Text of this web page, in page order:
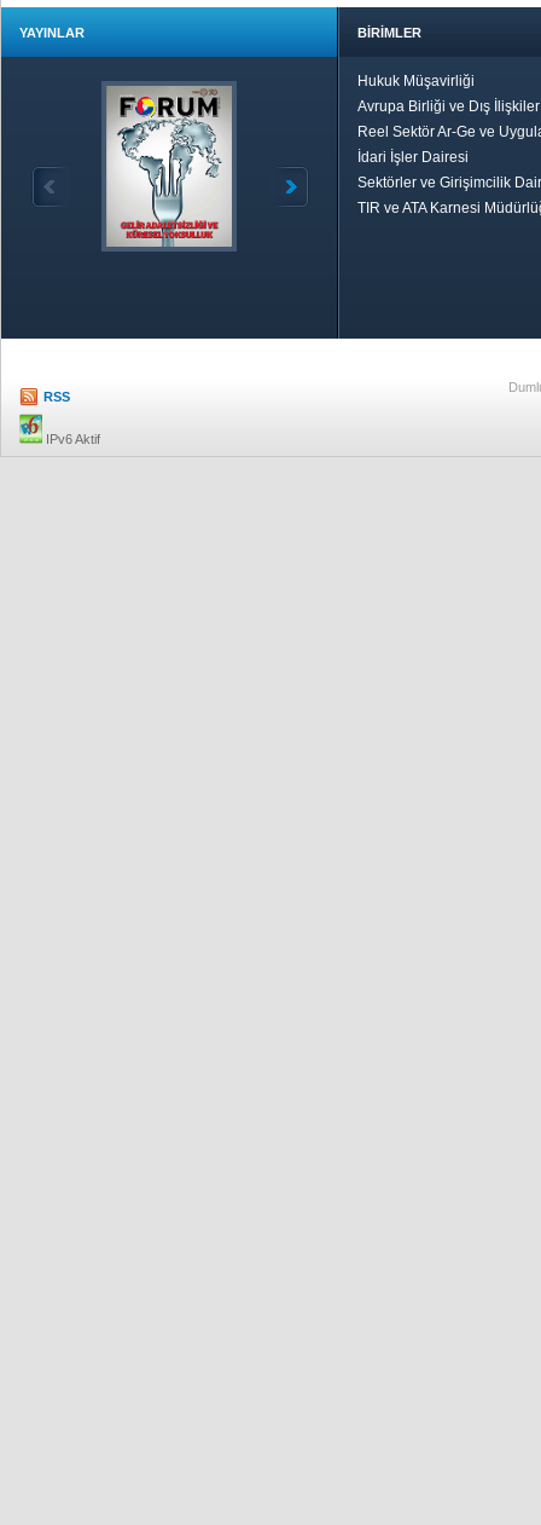
YAYINLAR BİRİMLER
Hukuk Müşavirliği
Avrupa Birliği ve Dış
Reel Sektör Ar-Ge ve
İdari İşler Dairesi
Sektörler ve Girişimcilik
TIR ve ATA Karnesi
RSS
IPv6 Aktif